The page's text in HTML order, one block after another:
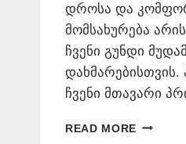
დროსა და
მომსახურება
ჩვენი გუნდი
ჩვენი მთავარი
READ MORE